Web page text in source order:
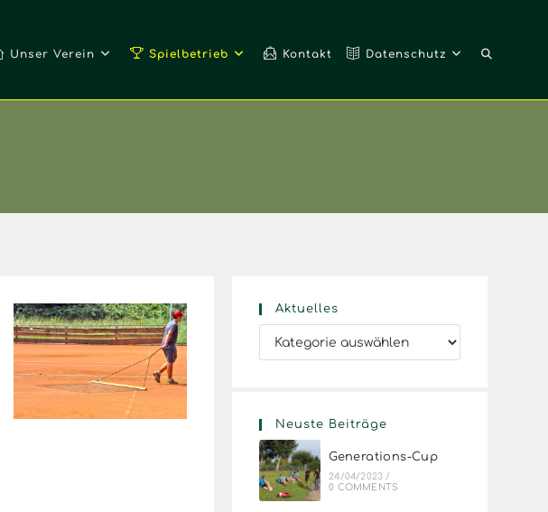
Unser Verein Spielbetrieb Kontakt Datenschutz
Aktuelles
Neuste Beiträge
Generations-Cup
24/04/2023 /
0 COMMENTS